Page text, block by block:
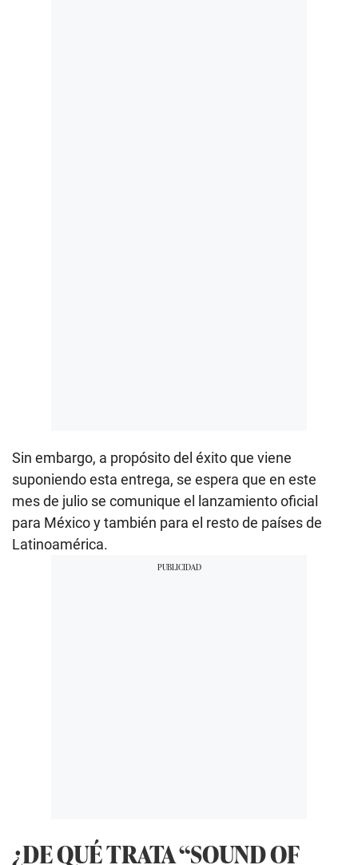
Sin embargo, a propósito del éxito que viene
suponiendo esta entrega, se espera que en este
mes de julio se comunique el lanzamiento oficial
para México y también para el resto de países de
Latinoamérica.
¿DE QUÉ TRATA “SOUND OF